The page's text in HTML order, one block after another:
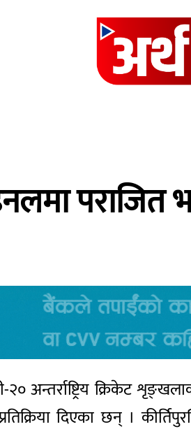
पराजित
२० अन्तर्राष्ट्रिय क्रिकेट
दिएका छन् ।